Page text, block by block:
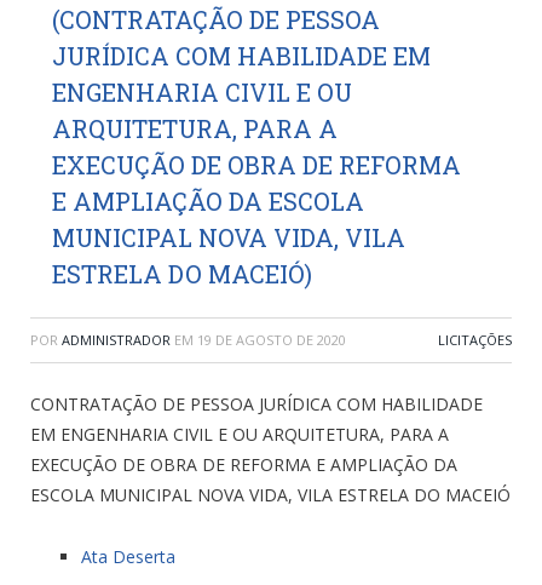
(CONTRATAÇÃO DE PESSOA
JURÍDICA COM HABILIDADE EM
ENGENHARIA CIVIL E OU
ARQUITETURA, PARA A
EXECUÇÃO DE OBRA DE REFORMA
E AMPLIAÇÃO DA ESCOLA
MUNICIPAL NOVA VIDA, VILA
ESTRELA DO MACEIÓ)
POR ADMINISTRADOR EM 19 DE AGOSTO DE 2020 LICITAÇÕES
CONTRATAÇÃO DE PESSOA JURÍDICA COM HABILIDADE
EM ENGENHARIA CIVIL E OU ARQUITETURA, PARA A
EXECUÇÃO DE OBRA DE REFORMA E AMPLIAÇÃO DA
ESCOLA MUNICIPAL NOVA VIDA, VILA ESTRELA DO MACEIÓ
Ata Deserta